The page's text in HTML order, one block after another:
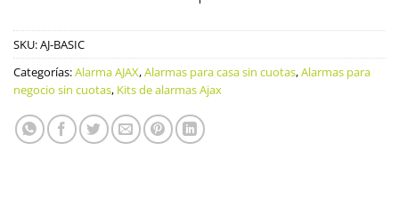
SKU:AJ-BASIC
Categorías:Alarma AJAX,Alarmas para casa sin cuotas,Alarmas para
negocio sin cuotas, Kits de alarmas Ajax